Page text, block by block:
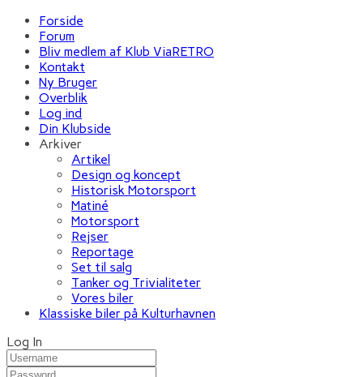
Forside
Forum
Bliv medlem af Klub ViaRETRO
Kontakt
Ny Bruger
Overblik
Log ind
Din Klubside
Arkiver
Artikel
Design og koncept
Historisk Motorsport
Matiné
Motorsport
Rejser
Reportage
Set til salg
Tanker og Trivialiteter
Vores biler
Klassiske biler på Kulturhavnen
Log In